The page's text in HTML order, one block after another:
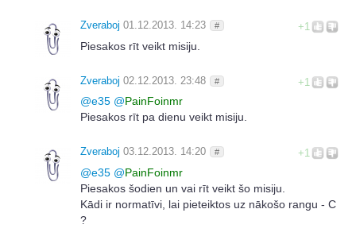
+1
Zveraboj 01.12.2013. 14:23 #
Piesakos rīt veikt misiju.
+1
Zveraboj 02.12.2013. 23:48 #
@e35 @PainFoinmr
Piesakos rīt pa dienu veikt misiju.
+1
Zveraboj 03.12.2013. 14:20 #
@e35 @PainFoinmr
Piesakos šodien un vai rīt veikt šo misiju.
Kādi ir normatīvi, lai pieteiktos uz nākošo rangu - C
?